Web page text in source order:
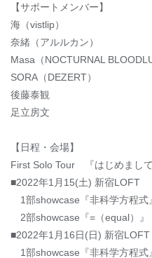
【サポートメンバー】
海（vistlip）
奈緒（アルルカン）
Masa（NOCTURNAL
SORA（DEZERT）
後藤泰観
足立房文
【日程・会場】
First Solo Tour 『はじめまして
■2022年1月15(土) 新宿LOFT
1部showcase『非科学方程
2部showcase『=（equal）
■2022年1月16日(日) 新宿LOFT
1部showcase『非科学方程